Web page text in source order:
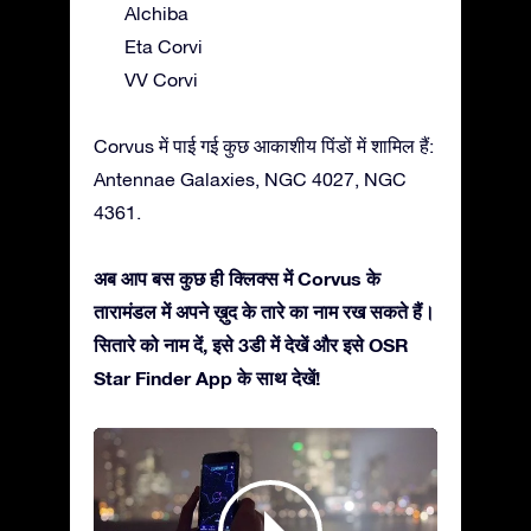
Alchiba
Eta Corvi
VV Corvi
Corvus में पाई गई कुछ आकाशीय पिंडों में शामिल हैं:
Antennae Galaxies, NGC 4027, NGC
4361.
अब आप बस कुछ ही क्लिक्स में Corvus के
तारामंडल में अपने ख़ुद के तारे का नाम रख सकते हैं।
सितारे को नाम दें, इसे 3डी में देखें और इसे OSR
Star Finder App के साथ देखें!